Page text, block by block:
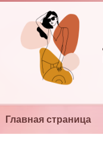
Главная страница